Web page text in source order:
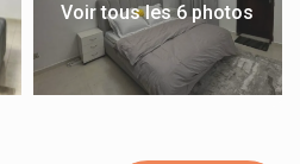
Voir tous les 6 photos